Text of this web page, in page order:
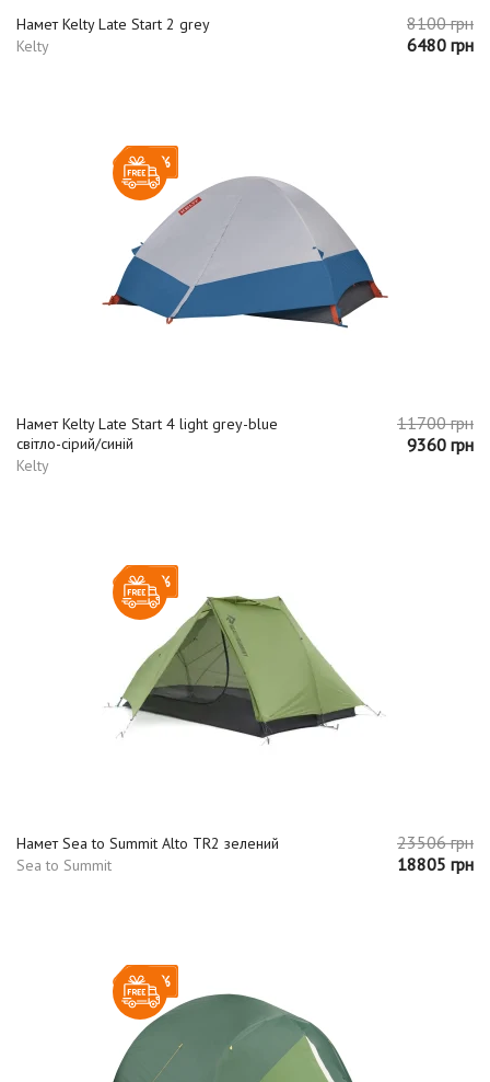
Намет Kelty Late Start 2 grey
Kelty
8100 грн
6480 грн
-20%
Намет Kelty Late Start 4 light grey-blue
світло-сірий/синій
Kelty
11700 грн
9360 грн
-20%
Намет Sea to Summit Alto TR2 зелений
Sea to Summit
23506 грн
18805 грн
-20%